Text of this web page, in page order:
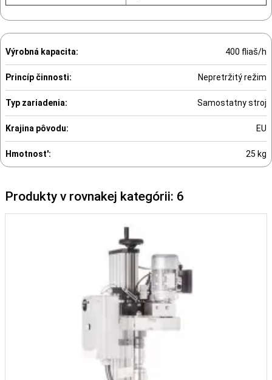
Výrobná kapacita: 400 fliaš/h
Princíp činnosti: Nepretržitý režim
Typ zariadenia: Samostatny stroj
Krajina pôvodu: EU
Hmotnost': 25 kg
Produkty v rovnakej kategórii: 6